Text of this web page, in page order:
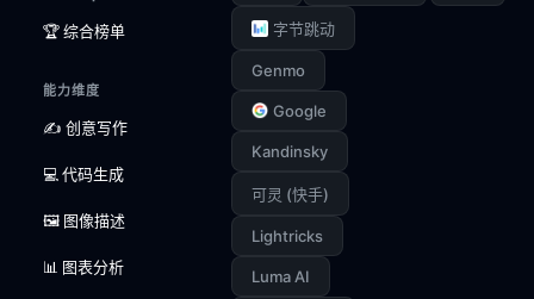
🏆 综合榜单
能力维度
✍️ 创意写作
💻 代码生成
🖼️ 图像描述
📊 图表分析
字节跳动
Genmo
Google
Kandinsky
可灵 (快手)
Lightricks
Luma AI